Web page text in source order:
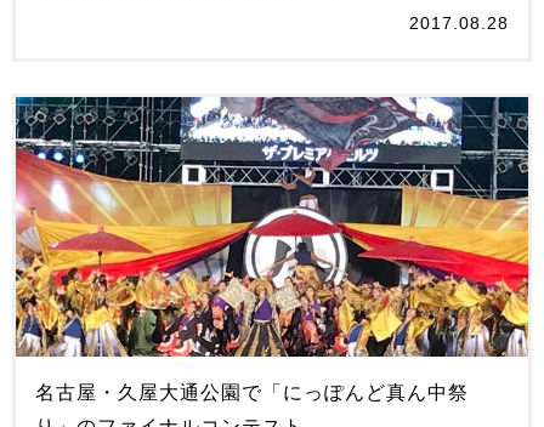
2017.08.28
名古屋・久屋大通公園で「にっぽんど真ん中祭